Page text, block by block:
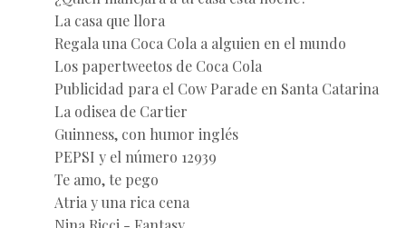
La casa que llora
Regala una Coca Cola a alguien en el mundo
Los papertweetos de Coca Cola
Publicidad para el Cow Parade en Santa Catarina
La odisea de Cartier
Guinness, con humor inglés
PEPSI y el número 12939
Te amo, te pego
Atria y una rica cena